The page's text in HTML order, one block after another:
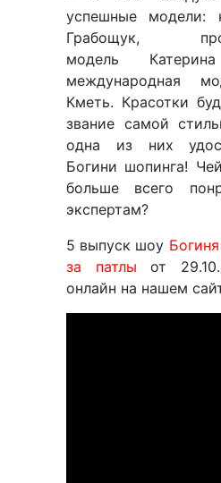
успешные модели:
Грабощук,
модель
международная
Кметь. Красотки
звание самой
одна из них
Богини шопинга!
больше всего
экспертам?
5 выпуск шоу
за патлы от
онлайн на нашем